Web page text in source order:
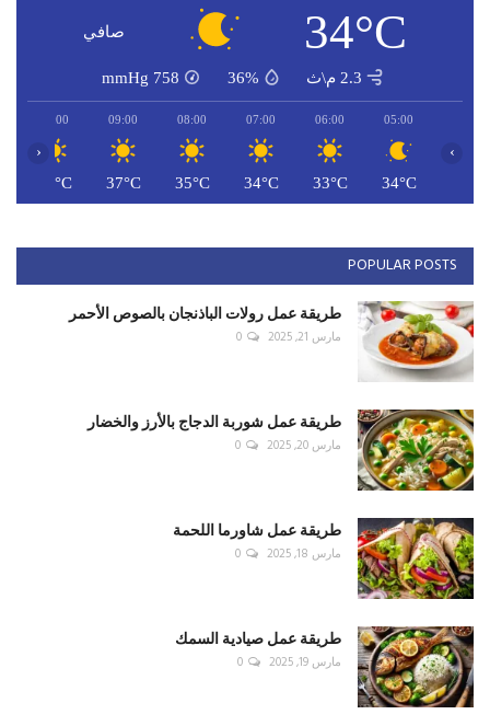
34°C صافي
2.3 م\ث 36%
758
mmHg
05:00
34°C
06:00
33°C
07:00
34°C
08:00
35°C
09:00
37°C
10:00
38°C
‹ ›
POPULAR POSTS
طريقة عمل رولات الباذنجان بالصوص الأحمر
مارس 21, 2025 0
طريقة عمل شوربة الدجاج بالأرز والخضار
مارس 20, 2025 0
طريقة عمل شاورما اللحمة
مارس 18, 2025 0
طريقة عمل صيادية السمك
مارس 19, 2025 0